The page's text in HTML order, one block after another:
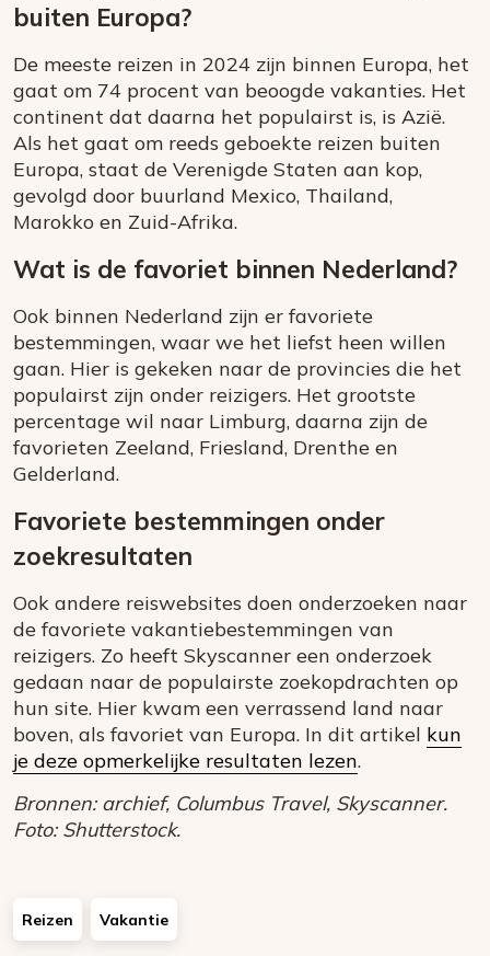
buiten Europa?
De meeste reizen in 2024 zijn binnen Europa, het
gaat om 74 procent van beoogde vakanties. Het
continent dat daarna het populairst is, is Azië.
Als het gaat om reeds geboekte reizen buiten
Europa, staat de Verenigde Staten aan kop,
gevolgd door buurland Mexico, Thailand,
Marokko en Zuid-Afrika.
Wat is de favoriet binnen Nederland?
Ook binnen Nederland zijn er favoriete
bestemmingen, waar we het liefst heen willen
gaan. Hier is gekeken naar de provincies die het
populairst zijn onder reizigers. Het grootste
percentage wil naar Limburg, daarna zijn de
favorieten Zeeland, Friesland, Drenthe en
Gelderland.
Favoriete bestemmingen onder
zoekresultaten
Ook andere reiswebsites doen onderzoeken naar
de favoriete vakantiebestemmingen van
reizigers. Zo heeft Skyscanner een onderzoek
gedaan naar de populairste zoekopdrachten op
hun site. Hier kwam een verrassend land naar
boven, als favoriet van Europa. In dit artikel kun
je deze opmerkelijke resultaten lezen.
Bronnen: archief, Columbus Travel, Skyscanner.
Foto: Shutterstock.
Reizen Vakantie